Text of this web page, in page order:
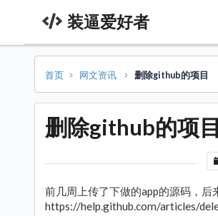
装逼爱好者
首页 网文资讯 删除github的项目
删除github的项目
前几周上传了下做的app的源码，后
https://help.github.com/articles/